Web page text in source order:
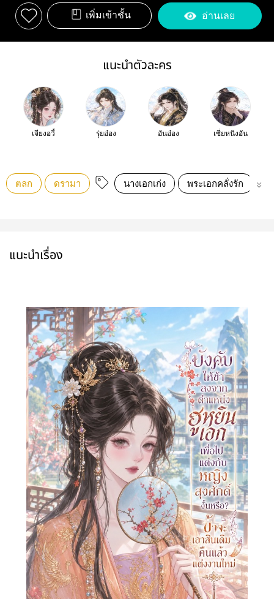
เพิ่มเข้าชั้น อ่านเลย
แนะนำตัวละคร
เจียงอวี้ รุ่ยอ๋อง อันอ๋อง เซี่ยหนิงอัน
ตลก ดรามา นางเอกเก่ง พระเอกคลั่งรัก
แนะนำเรื่อง